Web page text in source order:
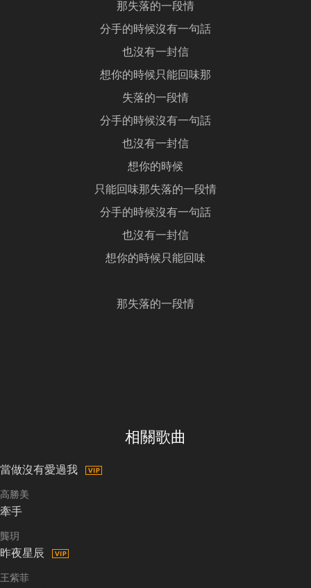
那失落的一段情
分手的時候沒有一句話
也沒有一封信
想你的時候只能回味那
失落的一段情
分手的時候沒有一句話
也沒有一封信
想你的時候
只能回味那失落的一段情
分手的時候沒有一句話
也沒有一封信
想你的時候只能回味
那失落的一段情
相關歌曲
當做沒有愛過我
高勝美
牽手
龔玥
昨夜星辰
王紫菲